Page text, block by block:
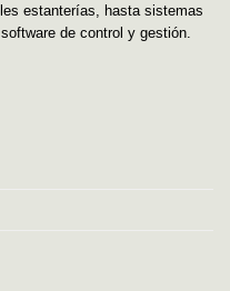
estanterías, hasta sistemas
de control y gestión.